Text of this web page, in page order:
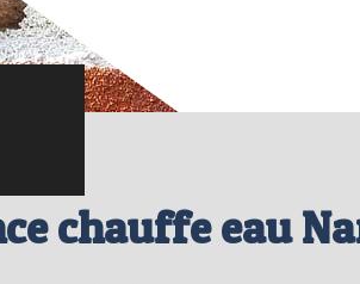
chauffe eau